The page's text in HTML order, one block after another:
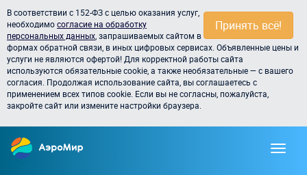
Принять всё!
В соответствии с 152-ФЗ с целью оказания услуг,
необходимосогласие на обработку
персональных данных , запрашиваемых сайтом в
формах обратной связи, в иных цифровых сервисах. Объявленные цены и
услуги не являются офертой! Для корректной работы сайта
используются обязательные cookie, а также необязательные — с вашего
согласия. Продолжая использование сайта, вы соглашаетесь с
применением всех типов cookie. Если вы не согласны, пожалуйста,
закройте сайт или измените настройки браузера.